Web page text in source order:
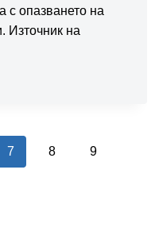
с опазването на
Източник на
7 8 9